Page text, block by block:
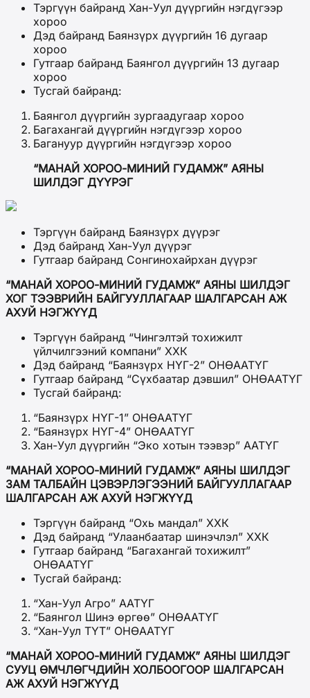
Тэргүүн байранд Хан-Уул дүүргийн нэгдүгээр
хороо
Дэд байранд Баянзүрх дүүргийн 16 дугаар
хороо
Гутгаар байранд Баянгол дүүргийн 13 дугаар
хороо
Тусгай байранд:
Баянгол дүүргийн зургаадугаар хороо
Багахангай дүүргийн нэгдүгээр хороо
Багануур дүүргийн нэгдүгээр хороо
“МАНАЙ ХОРОО-МИНИЙ ГУДАМЖ” АЯНЫ
ШИЛДЭГ ДҮҮРЭГ
Тэргүүн байранд Баянзүрх дүүрэг
Дэд байранд Хан-Уул дүүрэг
Гутгаар байранд Сонгинохайрхан дүүрэг
“МАНАЙ ХОРОО-МИНИЙ ГУДАМЖ” АЯНЫ ШИЛДЭГ
ХОГ ТЭЭВРИЙН БАЙГУУЛЛАГААР ШАЛГАРСАН АЖ
АХУЙ НЭГЖҮҮД
Тэргүүн байранд “Чингэлтэй тохижилт
үйлчилгээний компани” ХХК
Дэд байранд “Баянзүрх НҮГ-2” ОНӨААТҮГ
Гутгаар байранд “Сүхбаатар дэвшил” ОНӨААТҮГ
Тусгай байранд:
“Баянзүрх НҮГ-1” ОНӨААТҮГ
“Баянзүрх НҮГ-4” ОНӨААТҮГ
Хан-Уул дүүргийн “Эко хотын тээвэр” ААТҮГ
“МАНАЙ ХОРОО-МИНИЙ ГУДАМЖ” АЯНЫ ШИЛДЭГ
ЗАМ ТАЛБАЙН ЦЭВЭРЛЭГЭЭНИЙ БАЙГУУЛЛАГААР
ШАЛГАРСАН АЖ АХУЙ НЭГЖҮҮД
Тэргүүн байранд “Охь мандал” ХХК
Дэд байранд “Улаанбаатар шинэчлэл” ХХК
Гутгаар байранд “Багахангай тохижилт”
ОНӨААТҮГ
Тусгай байранд:
“Хан-Уул Агро” ААТҮГ
“Баянгол Шинэ өргөө” ОНӨААТҮГ
“Хан-Уул ТҮТ” ОНӨААТҮГ
“МАНАЙ ХОРОО-МИНИЙ ГУДАМЖ” АЯНЫ ШИЛДЭГ
СУУЦ ӨМЧЛӨГЧДИЙН ХОЛБООГООР ШАЛГАРСАН
АЖ АХУЙ НЭГЖҮҮД